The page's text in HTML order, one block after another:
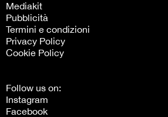
Mediakit
Pubblicità
Termini e condizioni
Privacy Policy
Cookie Policy
Follow us on:
Instagram
Facebook